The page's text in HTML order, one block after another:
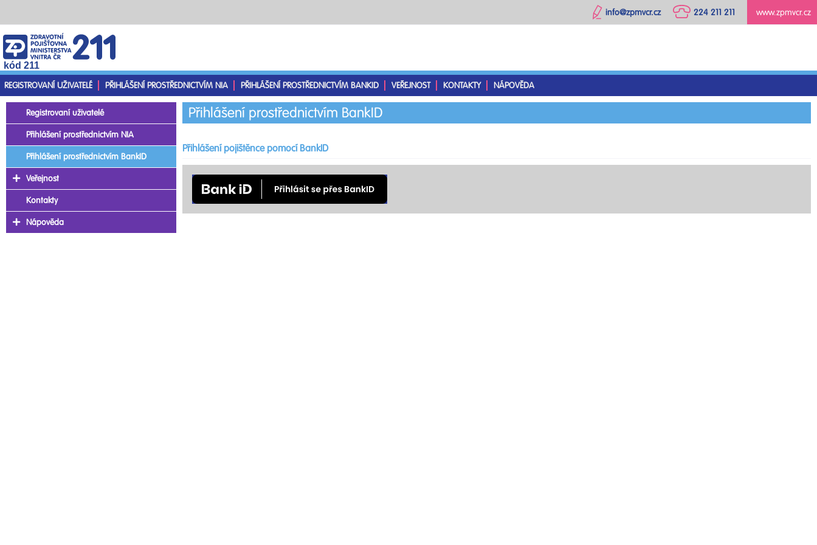
www.zpmvcr.cz
224 211 211
info@zpmvcr.cz
kód 211
REGISTROVANÍ UŽIVATELÉ
PŘIHLÁŠENÍ PROSTŘEDNICTVÍM NIA PŘIHLÁŠENÍ PROSTŘEDNICTVÍM BANKID VEŘEJNOST KONTAKTY NÁPOVĚDA
Přihlášení prostřednictvím BankID
Přihlášení pojištěnce pomocí BankID
Registrovaní uživatelé
Přihlášení prostřednictvím NIA
Přihlášení prostřednictvím BankID
Veřejnost
Kontakty
Nápověda